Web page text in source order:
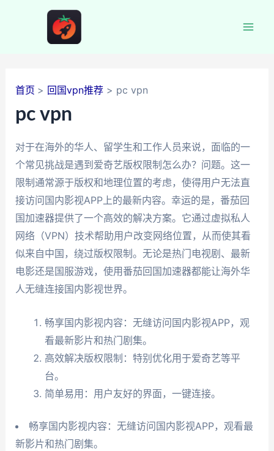
首页 回国vpn推荐 pc vpn
pc vpn
对于在海外的华人、留学生和工作人员来说，面临的一
个常见挑战是遇到爱奇艺版权限制怎么办？问题。这一
限制通常源于版权和地理位置的考虑，使得用户无法直
接访问国内影视APP上的最新内容。幸运的是，番茄回
国加速器提供了一个高效的解决方案。它通过虚拟私人
网络（VPN）技术帮助用户改变网络位置，从而使其看
似来自中国，绕过版权限制。无论是热门电视剧、最新
电影还是国服游戏，使用番茄回国加速器都能让海外华
人无缝连接国内影视世界。
畅享国内影视内容：无缝访问国内影视APP，观
看最新影片和热门剧集。
高效解决版权限制：特别优化用于爱奇艺等平
台。
简单易用：用户友好的界面，一键连接。
畅享国内影视内容：无缝访问国内影视APP，观看最
新影片和热门剧集。